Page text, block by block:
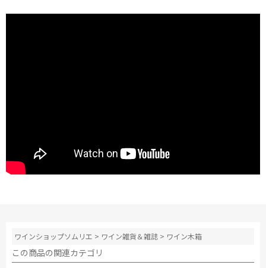
ワインショップソムリエ > ワイン雑貨＆雑誌 > ワイン木箱
この商品の関連カテゴリ